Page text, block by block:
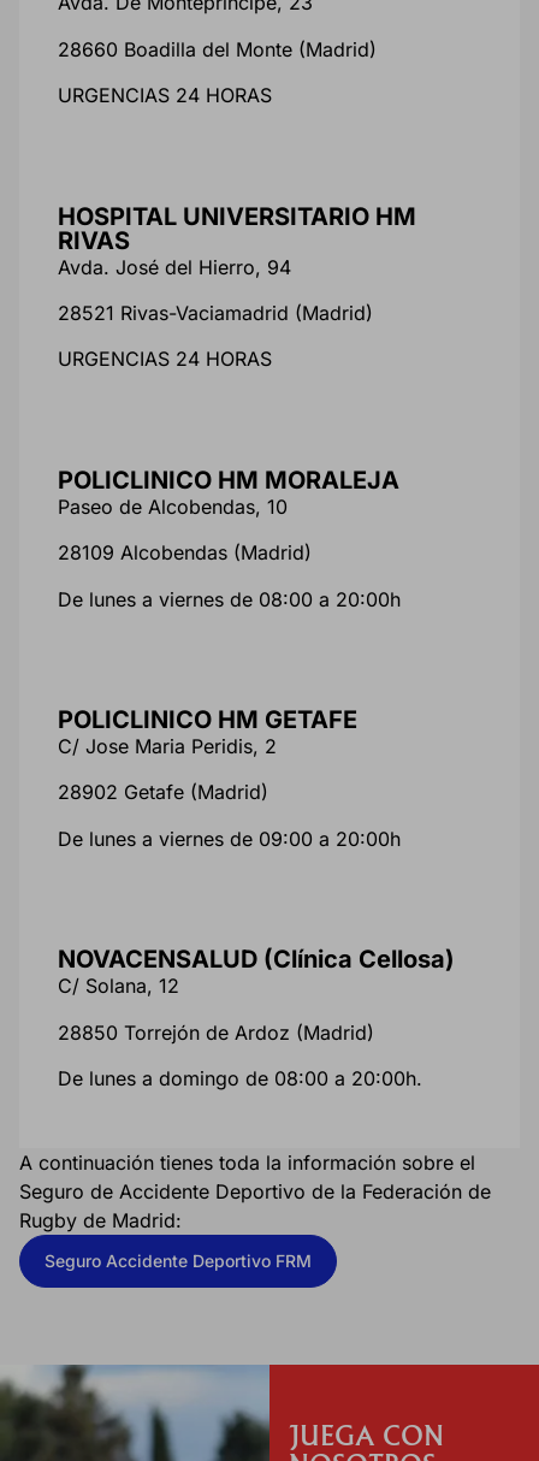
28660 Boadilla del Monte (Madrid)
URGENCIAS 24 HORAS
HOSPITAL UNIVERSITARIO HM
RIVAS
Avda. José del Hierro, 94
28521 Rivas-Vaciamadrid (Madrid)
URGENCIAS 24 HORAS
POLICLINICO HM MORALEJA
Paseo de Alcobendas, 10
28109 Alcobendas (Madrid)
De lunes a viernes de 08:00 a 20:00h
POLICLINICO HM GETAFE
C/ Jose Maria Peridis, 2
28902 Getafe (Madrid)
De lunes a viernes de 09:00 a 20:00h
NOVACENSALUD (Clínica Cellosa)
C/ Solana, 12
28850 Torrejón de Ardoz (Madrid)
De lunes a domingo de 08:00 a 20:00h.
A continuación tienes toda la información sobre el
Seguro de Accidente Deportivo de la Federación de
Rugby de Madrid:
Seguro Accidente Deportivo FRM
JUEGA CON
Puedes volver a configurar tus cookies desde la sección "Configuración
cookies" al pie de la página. También puedes consultar nuestra